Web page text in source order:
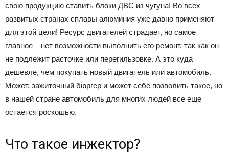
свою продукцию ставить блоки ДВС из чугуна! Во всех
развитых странах сплавы алюминия уже давно применяют
для этой цели! Ресурс двигателей страдает, но самое
главное – нет возможности выполнить его ремонт, так как он
не подлежит расточке или перегильзовке. А это куда
дешевле, чем покупать новый двигатель или автомобиль.
Может, зажиточный бюргер и может себе позволить такое, но
в нашей стране автомобиль для многих людей все еще
остается роскошью.
Что такое инжектор?